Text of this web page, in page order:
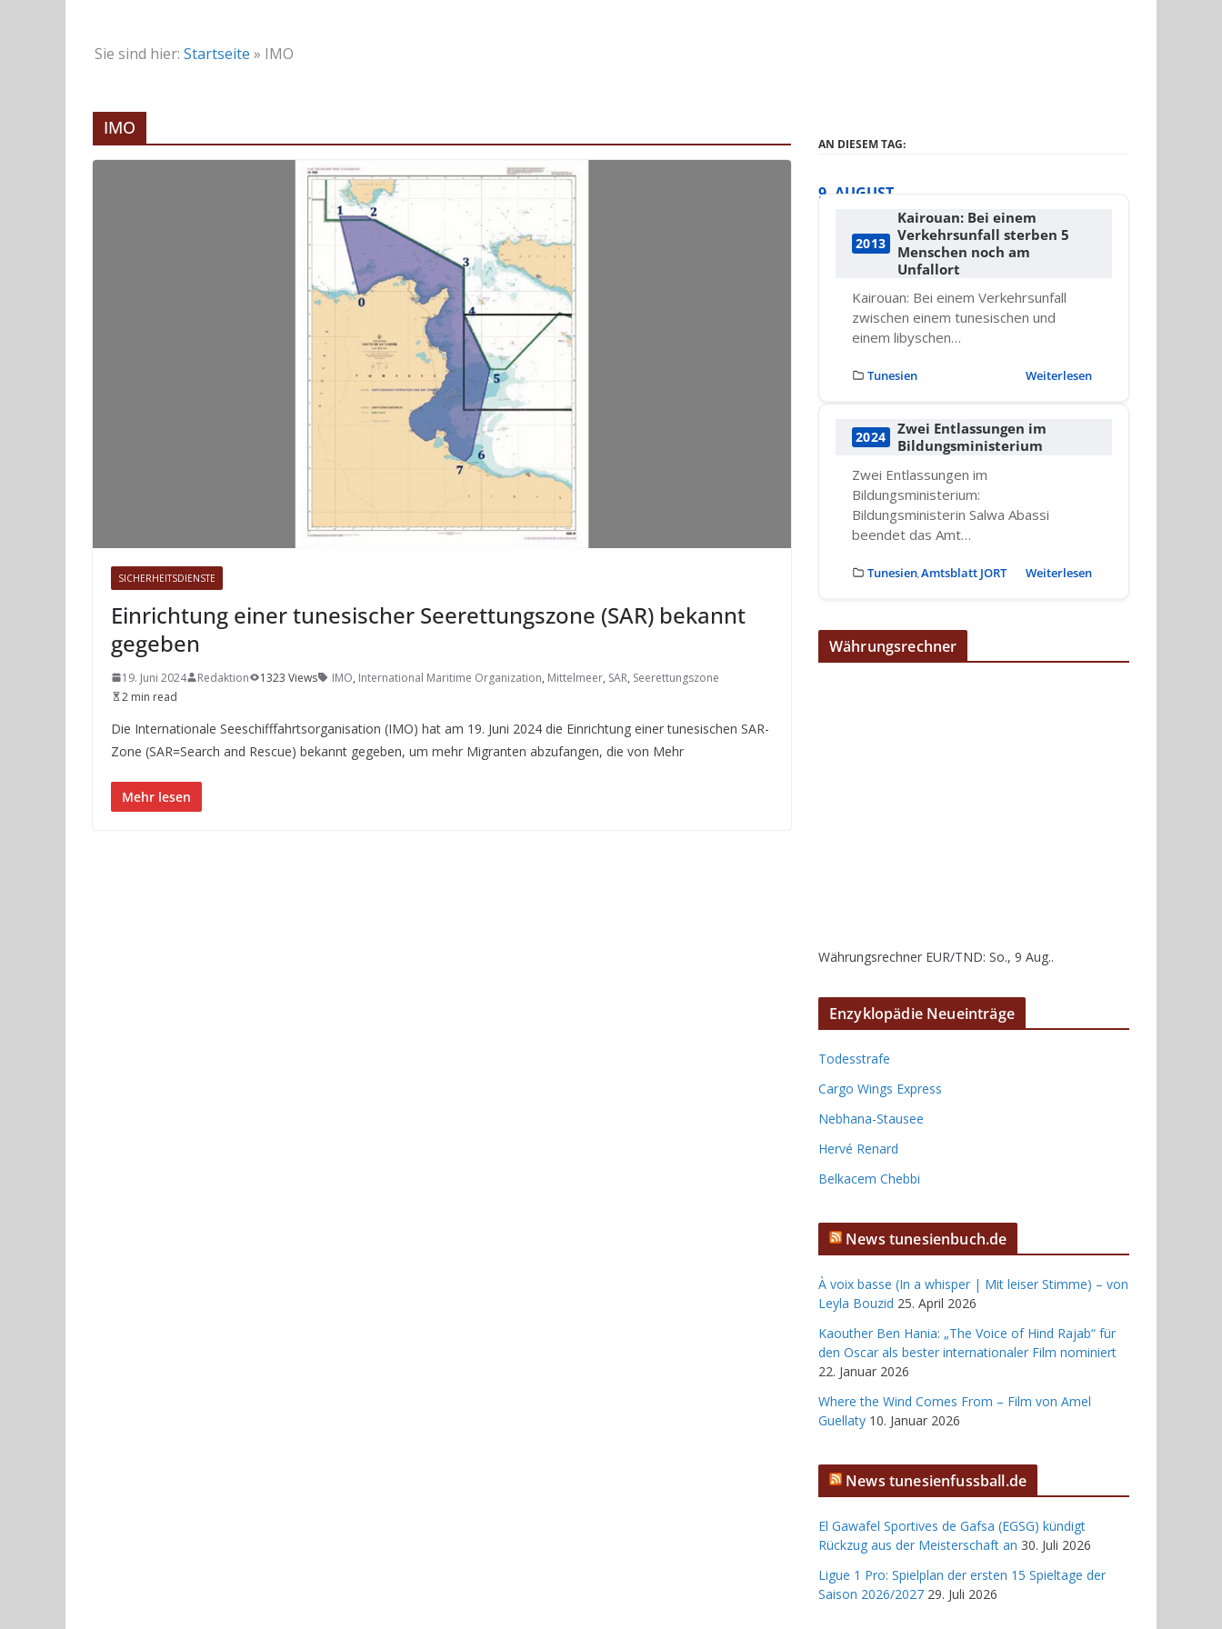
Sie sind hier: Startseite » IMO
IMO
SICHERHEITSDIENSTE
Einrichtung einer tunesischer Seerettungszone (SAR) bekannt
gegeben
19. Juni 2024 Redaktion 1323 Views IMO, International Maritime Organization, Mittelmeer, SAR, Seerettungszone
2 min read
Die Internationale Seeschifffahrtsorganisation (IMO) hat am 19. Juni 2024 die Einrichtung einer tunesischen SAR-
Zone (SAR=Search and Rescue) bekannt gegeben, um mehr Migranten abzufangen, die von Mehr
Mehr lesen
AN DIESEM TAG:
9. AUGUST
2013
Kairouan: Bei einem
Verkehrsunfall sterben 5
Menschen noch am
Unfallort
Kairouan: Bei einem Verkehrsunfall
zwischen einem tunesischen und
einem libyschen…
Tunesien Weiterlesen
2024
Zwei Entlassungen im
Bildungsministerium
Zwei Entlassungen im
Bildungsministerium:
Bildungsministerin Salwa Abassi
beendet das Amt…
Tunesien Amtsblatt JORT Weiterlesen
Währungsrechner
Währungsrechner EUR/TND: So., 9 Aug..
Enzyklopädie Neueinträge
Todesstrafe
Cargo Wings Express
Nebhana-Stausee
Hervé Renard
Belkacem Chebbi
News tunesienbuch.de
À voix basse (In a whisper | Mit leiser Stimme) – von
Leyla Bouzid 25. April 2026
Kaouther Ben Hania: „The Voice of Hind Rajab“ für
den Oscar als bester internationaler Film nominiert
22. Januar 2026
Where the Wind Comes From – Film von Amel
Guellaty 10. Januar 2026
News tunesienfussball.de
El Gawafel Sportives de Gafsa (EGSG) kündigt
Rückzug aus der Meisterschaft an 30. Juli 2026
Ligue 1 Pro: Spielplan der ersten 15 Spieltage der
Saison 2026/2027 29. Juli 2026